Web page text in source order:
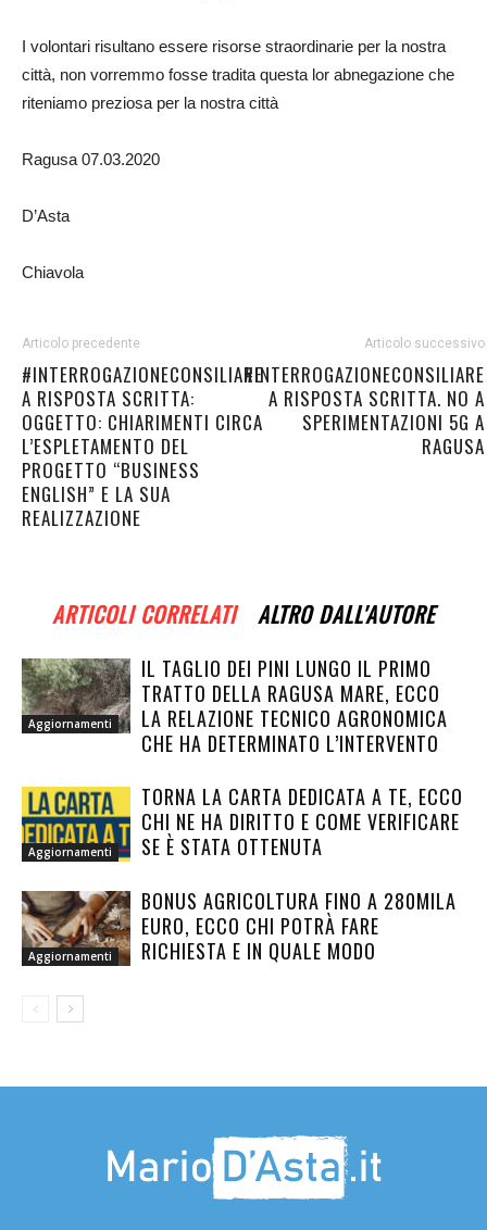
I volontari risultano essere risorse straordinarie per la nostra
città, non vorremmo fosse tradita questa lor abnegazione che
riteniamo preziosa per la nostra città
Ragusa 07.03.2020
D’Asta
Chiavola
Articolo precedente
#INTERROGAZIONECONSILIARE
A RISPOSTA SCRITTA:
OGGETTO: CHIARIMENTI CIRCA
L’ESPLETAMENTO DEL
PROGETTO “BUSINESS
ENGLISH” E LA SUA
REALIZZAZIONE
Articolo successivo
#INTERROGAZIONECONSILIARE
A RISPOSTA SCRITTA. NO A
SPERIMENTAZIONI 5G A
RAGUSA
ARTICOLI CORRELATI ALTRO DALL'AUTORE
Aggiornamenti
IL TAGLIO DEI PINI LUNGO IL PRIMO
TRATTO DELLA RAGUSA MARE, ECCO
LA RELAZIONE TECNICO AGRONOMICA
CHE HA DETERMINATO L’INTERVENTO
Aggiornamenti
TORNA LA CARTA DEDICATA A TE, ECCO
CHI NE HA DIRITTO E COME VERIFICARE
SE È STATA OTTENUTA
Aggiornamenti
BONUS AGRICOLTURA FINO A 280MILA
EURO, ECCO CHI POTRÀ FARE
RICHIESTA E IN QUALE MODO